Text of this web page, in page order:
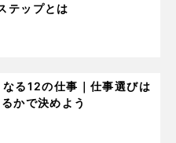
テップとは
る12の仕事｜仕事選びは
かで決めよう